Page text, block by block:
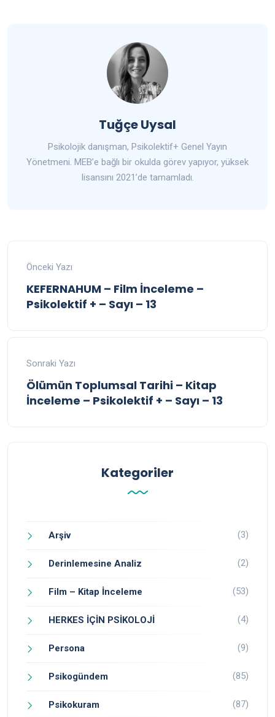
Tuğçe Uysal
Psikolojik danışman, Psikolektif+ Genel Yayın
Yönetmeni. MEB’e bağlı bir okulda görev yapıyor, yüksek
lisansını 2021’de tamamladı.
Önceki Yazı
KEFERNAHUM – Film İnceleme –
Psikolektif + – Sayı – 13
Sonraki Yazı
Ölümün Toplumsal Tarihi – Kitap
İnceleme – Psikolektif + – Sayı – 13
Kategoriler
Arşiv (3)
Derinlemesine Analiz (2)
Film – Kitap İnceleme (53)
HERKES İÇİN PSİKOLOJİ (4)
Persona (9)
Psikogündem (85)
Psikokuram (87)